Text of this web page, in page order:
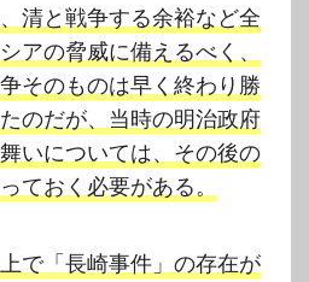
清と戦争する余裕など全
アの脅威に備えるべく、
そのものは早く終わり勝
のだが、当時の明治政府
いについては、その後の
ておく必要がある。
で「長崎事件」の存在が